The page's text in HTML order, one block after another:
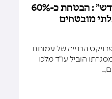
פירוק עמותת “אור חדש” : הבטחת כ-60%
מובטחים
הבנייה של עמותת
הוביל עו"ד מלכו